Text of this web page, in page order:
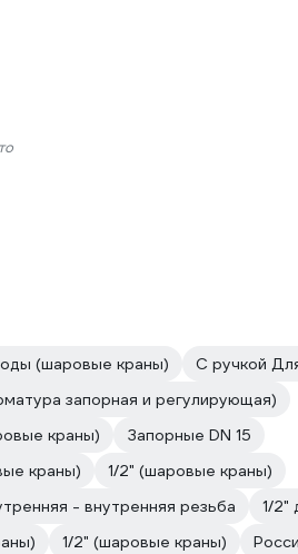
(шаровые краны)
С ручкой
запорная и регулирующая)
краны)
Запорные DN 15
краны)
1/2" (шаровые краны)
- внутренняя резьба
1/2"
1/2" (шаровые краны)